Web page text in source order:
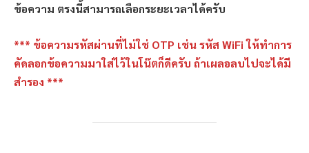
ข้อความ ตรงนี้สามารถเลือกระยะเวลาได้ครับ
*** ข้อความรหัสผ่านที่ไม่ใช่ OTP เช่น รหัส WiFi ให้ทำการ
คัดลอกข้อความมาใส่ไว้ในโน๊ตก็ดีครับ ถ้าเผลอลบไปจะได้มี
สำรอง ***